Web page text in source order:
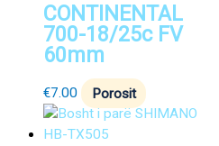
CONTINENTAL
700-18/25c FV
60mm
€7.00 Porosit